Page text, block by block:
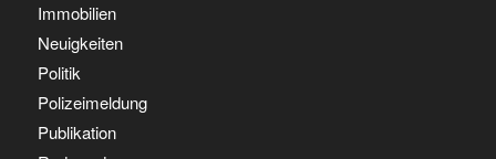
Immobilien
Neuigkeiten
Politik
Polizeimeldung
Publikation